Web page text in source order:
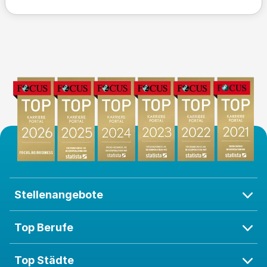
Stellenangebote
Top Berufe
Top Städte